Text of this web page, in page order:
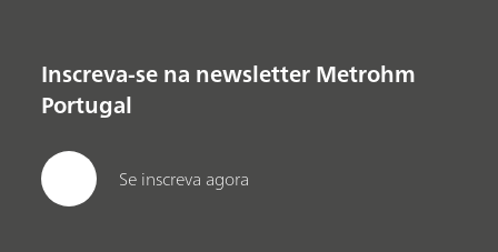
Inscreva-se na newsletter Metrohm
Portugal
Se inscreva agora